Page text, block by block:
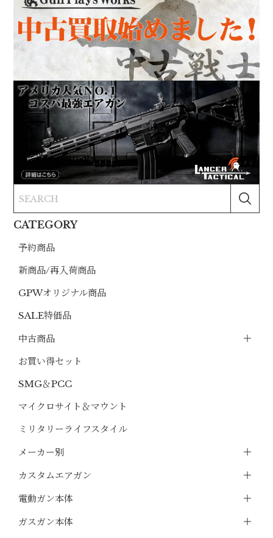
CATEGORY
予約商品
新商品/再入荷商品
GPWオリジナル商品
SALE特価品
中古商品
お買い得セット
SMG＆PCC
マイクロサイト＆マウント
ミリタリーライフスタイル
メーカー別
カスタムエアガン
電動ガン本体
ガスガン本体